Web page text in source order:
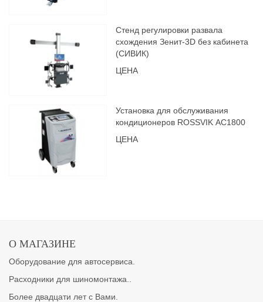
Стенд регулировки развала
схождения Зенит-3D без кабинета
(СИВИК)
ЦЕНА
Установка для обслуживания
кондиционеров ROSSVIK АС1800
ЦЕНА
О МАГАЗИНЕ
Оборудование для автосервиса.
Расходники для шиномонтажа..
Более двадцати лет с Вами.